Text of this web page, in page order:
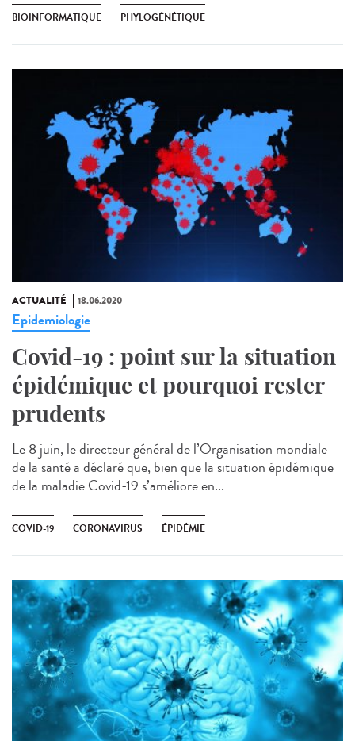
BIOINFORMATIQUE PHYLOGÉNÉTIQUE
ACTUALITÉ 18.06.2020
Epidemiologie
Covid-19 : point sur la situation
épidémique et pourquoi rester
prudents
Le 8 juin, le directeur général de l’Organisation mondiale
de la santé a déclaré que, bien que la situation épidémique
de la maladie Covid-19 s’améliore en...
COVID-19 CORONAVIRUS ÉPIDÉMIE